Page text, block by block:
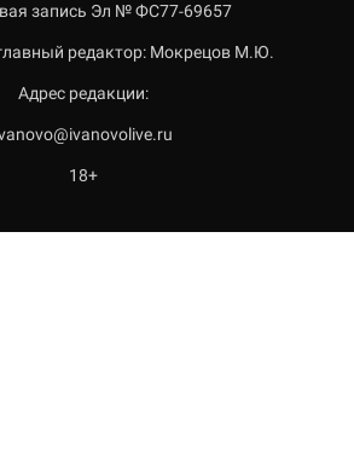
запись Эл № ФС77-69657
редактор: Мокрецов М.Ю.
Адрес редакции:
18+